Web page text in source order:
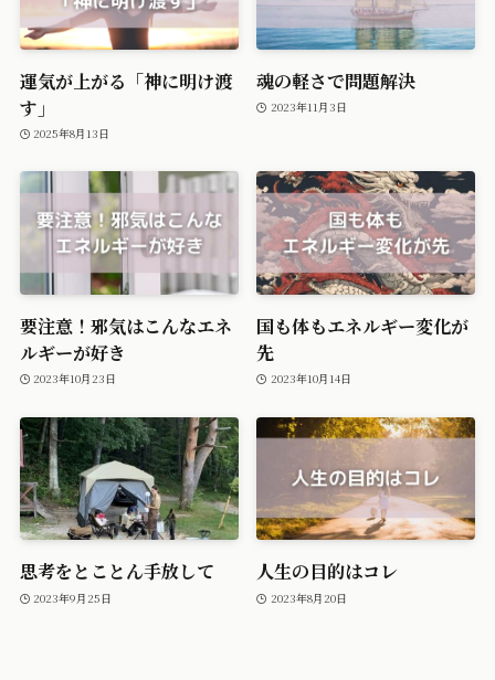
運気が上がる「神に明け渡
す」
2025年8月13日
魂の軽さで問題解決
2023年11月3日
要注意！邪気はこんなエネ
ルギーが好き
2023年10月23日
国も体もエネルギー変化が
先
2023年10月14日
思考をとことん手放して
2023年9月25日
人生の目的はコレ
2023年8月20日